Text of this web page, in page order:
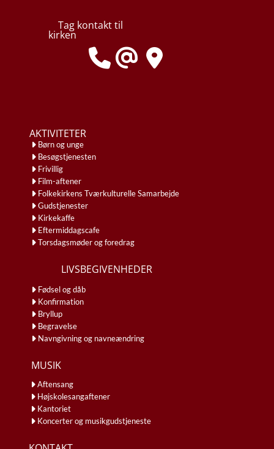
Tag kontakt til
kirken
AKTIVITETER
Børn og unge
Besøgstjenesten
Frivillig
Film-aftener
Folkekirkens Tværkulturelle Samarbejde
Gudstjenester
Kirkekaffe
Eftermiddagscafe
Torsdagsmøder og foredrag
LIVSBEGIVENHEDER
Fødsel og dåb
Konfirmation
Bryllup
Begravelse
Navngivning og navneændring
MUSIK
Aftensang
Højskolesangaftener
Kantoriet
Koncerter og musikgudstjeneste